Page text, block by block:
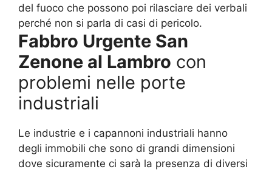
del fuoco che possono poi rilasciare dei verbali
perché non si parla di casi di pericolo.
Fabbro Urgente San
Zenone al Lambro con
problemi nelle porte
industriali
Le industrie e i capannoni industriali hanno
degli immobili che sono di grandi dimensioni
dove sicuramente ci sarà la presenza di diversi